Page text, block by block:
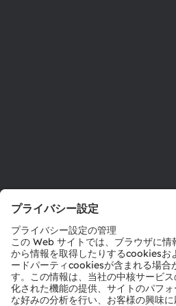
お問い合わせ
テクニカルサポート
パートナーネットワーク
通報